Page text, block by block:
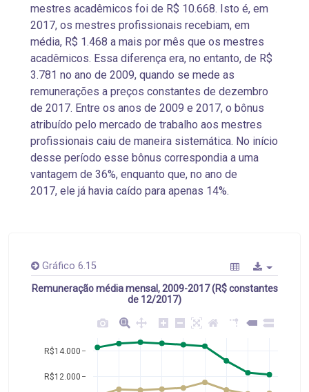
mestres acadêmicos foi de R$ 10.668. Isto é, em
2017, os mestres profissionais recebiam, em
média, R$ 1.468 a mais por mês que os mestres
acadêmicos. Essa diferença era, no entanto, de R$
3.781 no ano de 2009, quando se mede as
remunerações a preços constantes de dezembro
de 2017. Entre os anos de 2009 e 2017, o bônus
atribuído pelo mercado de trabalho aos mestres
profissionais caiu de maneira sistemática. No início
desse período esse bônus correspondia a uma
vantagem de 36%, enquanto que, no ano de
2017, ele já havia caído para apenas 14%.
Gráfico 6.15
Remuneração média mensal, 2009-2017 (R$ constantes
de 12/2017)
R$12.000
R$14.000